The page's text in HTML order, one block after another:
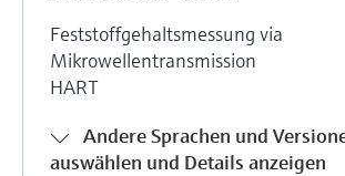
Feststoffgehaltsmessung via
Mikrowellentransmission
HART
Andere Sprachen und
auswählen und Details anzeigen